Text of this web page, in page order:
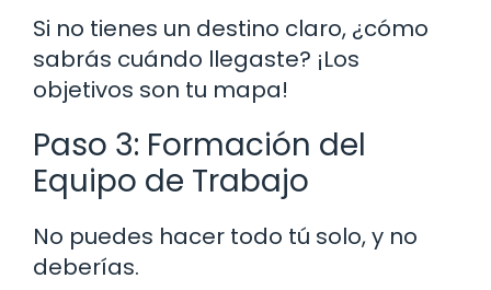
Si no tienes un destino claro, ¿cómo
sabrás cuándo llegaste? ¡Los
objetivos son tu mapa!
Paso 3: Formación del
Equipo de Trabajo
No puedes hacer todo tú solo, y no
deberías.